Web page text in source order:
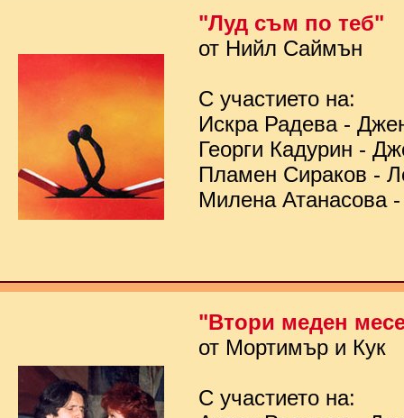
"Луд съм по теб"
от Нийл Саймън
С участието на:
Искра Радева -
Георги Кадурин -
Пламен Сираков -
Милена Атанасова
"Втори меден
от Мортимър и Кук
С участието на: